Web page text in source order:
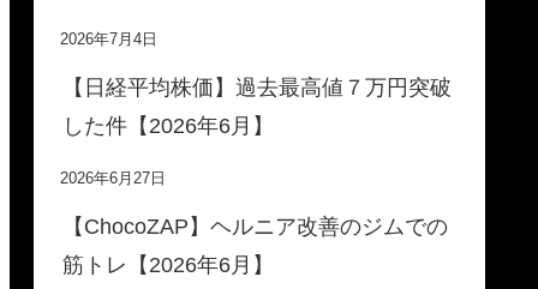
2026年7月4日
【日経平均株価】過去最高値７万円突破
した件【2026年6月】
2026年6月27日
【ChocoZAP】ヘルニア改善のジムでの
筋トレ【2026年6月】